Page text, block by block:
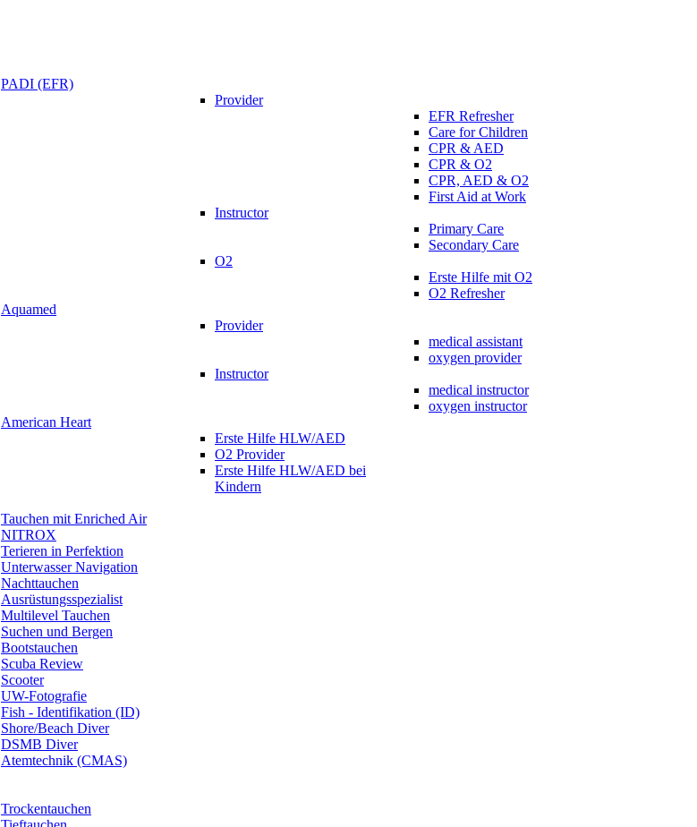
PADI (EFR)
Provider
EFR Refresher
Care for Children
CPR & AED
CPR & O2
CPR, AED & O2
First Aid at Work
Instructor
Primary Care
Secondary Care
O2
Erste Hilfe mit O2
O2 Refresher
Aquamed
Provider
medical assistant
oxygen provider
Instructor
medical instructor
oxygen instructor
American Heart
Erste Hilfe HLW/AED
O2 Provider
Erste Hilfe HLW/AED bei
Kindern
Tauchen mit Enriched Air
NITROX
Terieren in Perfektion
Unterwasser Navigation
Nachttauchen
Ausrüstungsspezialist
Multilevel Tauchen
Suchen und Bergen
Bootstauchen
Scuba Review
Scooter
UW-Fotografie
Fish - Identifikation (ID)
Shore/Beach Diver
DSMB Diver
Atemtechnik (CMAS)
Trockentauchen